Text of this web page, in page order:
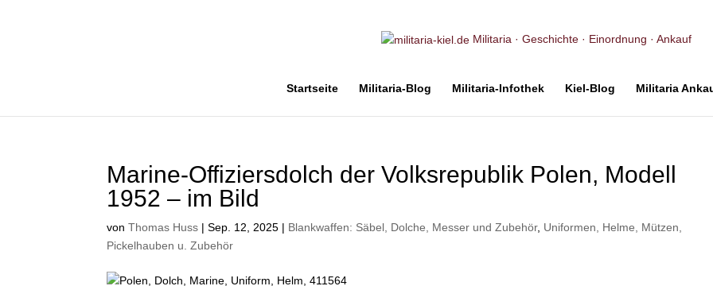
Militaria · Geschichte · Einordnung · Ankauf
Startseite Militaria-Blog Militaria-Infothek Kiel-Blog Militaria
Marine-Offiziersdolch der Volksrepublik Polen, Modell
1952 – im Bild
vonThomas Huss |Sep. 12, 2025 | Blankwaffen: Säbel, Dolche, Messer und Zubehör, Uniformen, Helme, Mützen,
Pickelhauben u. Zubehör